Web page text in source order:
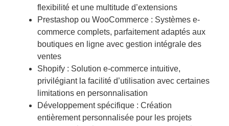
flexibilité et une multitude d’extensions
Prestashop ou WooCommerce : Systèmes e-
commerce complets, parfaitement adaptés aux
boutiques en ligne avec gestion intégrale des
ventes
Shopify : Solution e-commerce intuitive,
privilégiant la facilité d’utilisation avec certaines
limitations en personnalisation
Développement spécifique : Création
entièrement personnalisée pour les projets